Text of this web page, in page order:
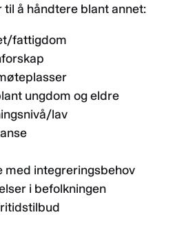
å håndtere blant annet:
fattigdom
ungdom og eldre
lav
med integreringsbehov
i befolkningen